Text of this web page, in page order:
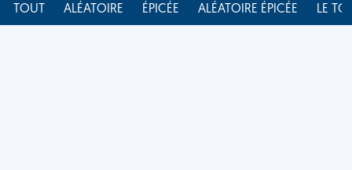
TOUT ALÉATOIRE ÉPICÉE ALÉATOIRE ÉPICÉE LE